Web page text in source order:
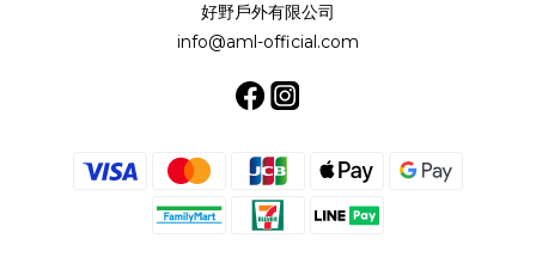
好野戶外有限公司
info@aml-official.com